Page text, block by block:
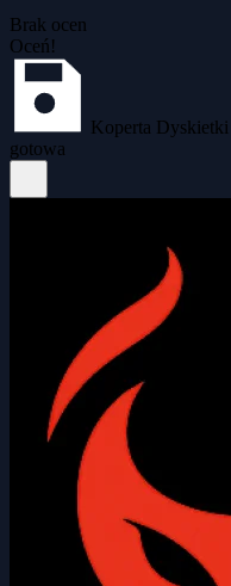
Brak ocen
Oceń!
Koperta Dyskietki
gotowa